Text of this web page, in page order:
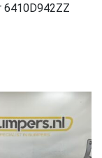
6410D942ZZ